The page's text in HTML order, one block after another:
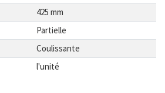
425 mm
Partielle
Coulissante
l'unité